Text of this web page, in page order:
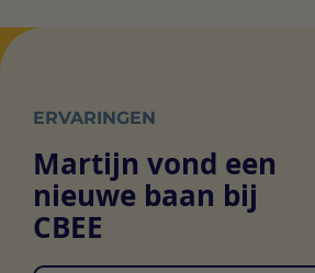
ERVARINGEN
Martijn vond een
nieuwe baan bij
CBEE